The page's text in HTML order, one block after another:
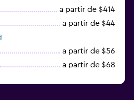
a partir de $414
a partir de $44
a partir de $56
a partir de $68